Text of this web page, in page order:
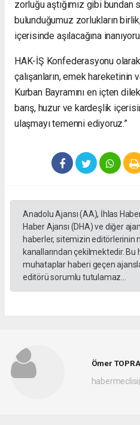
zorluğu aştığımız gibi bundan
bulunduğumuz zorlukların
içerisinde aşılacağına
HAK-İŞ Konfederasyonu
çalışanların, emek hareketinin
Kurban Bayramını en içten
barış, huzur ve kardeşlik
ulaşmayı temenni ediyoruz.”
Anadolu Ajansı (AA), İhlas
Haber Ajansı (DHA) ve diğer
haberler, sitemizin editörlerinin
kanallarından çekilmektedir.
muhataplar haberi geçen
editörü sorumlu tutulamaz...
Ömer